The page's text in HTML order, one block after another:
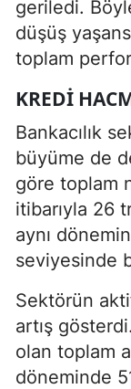
geriledi.
düşüş
toplam
KREDI
Bankacılık
büyüme de
göre toplam
itibarıyla 26
aynı
seviyesinde
Sektörün
artış
olan toplam
döneminde